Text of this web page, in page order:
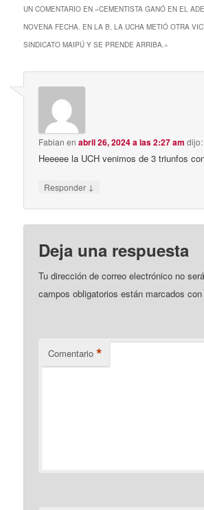
UN COMENTARIO EN «CEMENTISTA GANÓ EN EL
NOVENA FECHA. EN LA B, LA UCHA METIÓ OTRA
SINDICATO MAIPÚ Y SE PRENDE ARRIBA.»
Fabian enabril 26, 2024 a las 2:27 am dijo:
Heeeee la UCH venimos de 3 triunfos
Responder ↓
Deja una respuesta
Tu dirección de correo electrónico no
campos obligatorios están marcados
Comentario *